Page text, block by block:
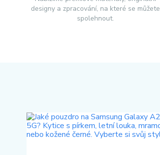
designy a zpracování, na které se můžete
spolehnout.